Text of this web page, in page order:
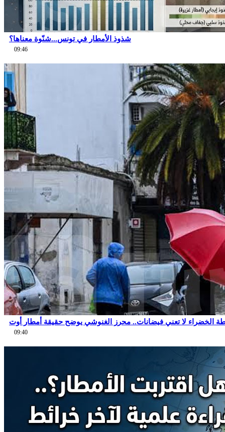
شذوذ الأمطار في تونس...شنّوة معناها؟
09:46
الخضراء لا تعني فيضانات.. محرز الغنوشي يوضح حقيقة أمطار أوت
09:40